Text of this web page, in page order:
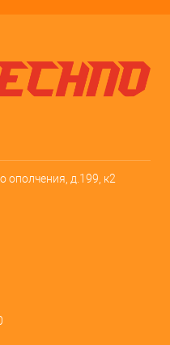
ополчения, д.199, к2